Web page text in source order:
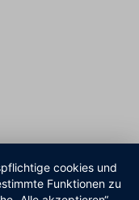
cookies und
Funktionen zu